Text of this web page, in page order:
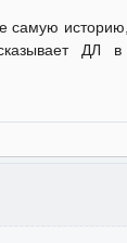
самую
ДЛ